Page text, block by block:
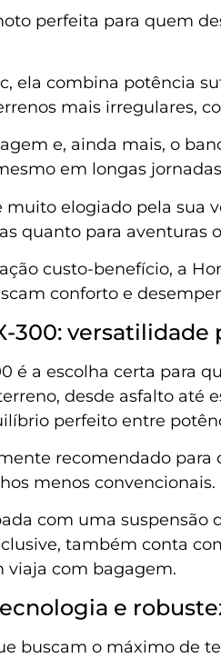
perfeita para quem
ela combina potência
mais irregulares,
e, ainda mais, o
em longas
muito elogiado pela sua
quanto para aventuras
custo-benefício, a
conforto e
300: versatilidade
é a escolha certa para
desde asfalto até
perfeito entre
recomendado
menos convencionais.
com uma
também conta
viaja com bagagem.
e
buscam o máximo de